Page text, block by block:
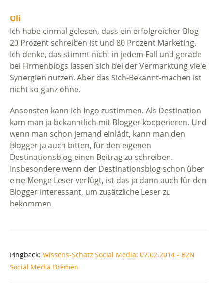
Oli
Ich habe einmal gelesen, dass ein erfolgreicher Blog
20 Prozent schreiben ist und 80 Prozent Marketing.
Ich denke, das stimmt nicht in jedem Fall und gerade
bei Firmenblogs lassen sich bei der Vermarktung viele
Synergien nutzen. Aber das Sich-Bekannt-machen ist
nicht so ganz ohne.
Ansonsten kann ich Ingo zustimmen. Als Destination
kam man ja bekanntlich mit Blogger kooperieren. Und
wenn man schon jemand einlädt, kann man den
Blogger ja auch bitten, für den eigenen
Destinationsblog einen Beitrag zu schreiben.
Insbesondere wenn der Destinationsblog schon über
eine Menge Leser verfügt, ist das ja dann auch für den
Blogger interessant, um zusätzliche Leser zu
bekommen.
Pingback: Wissens-Schatz Social Media: 07.02.2014 - B2N
Social Media Bremen